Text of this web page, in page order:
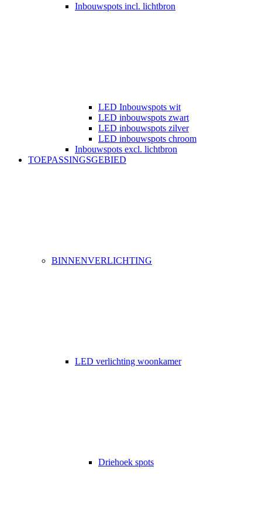
Inbouwspots incl. lichtbron
LED Inbouwspots wit
LED inbouwspots zwart
LED inbouwspots zilver
LED inbouwspots chroom
Inbouwspots excl. lichtbron
TOEPASSINGSGEBIED
BINNENVERLICHTING
LED verlichting woonkamer
Driehoek spots